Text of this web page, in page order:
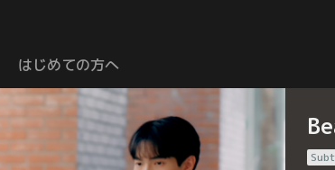
はじめての方へ